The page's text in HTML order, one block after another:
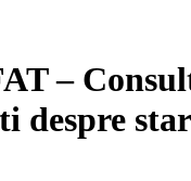
–
despre